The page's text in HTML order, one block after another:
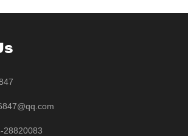
28820083